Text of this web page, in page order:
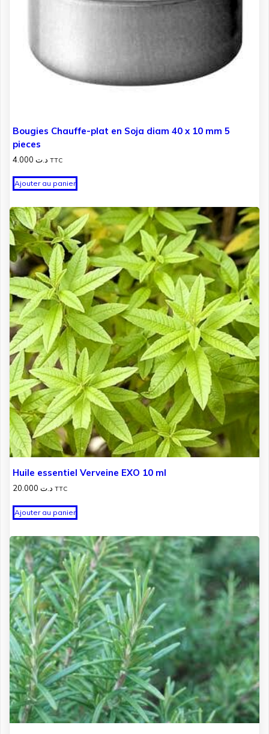
Bougies Chauffe-plat en Soja diam 40 x 10 mm 5
pieces
د.ت TTC
Ajouter au panier
Huile essentiel Verveine EXO 10 ml
د.ت TTC
Ajouter au panier